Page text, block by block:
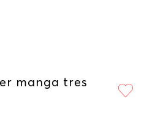
manga tres